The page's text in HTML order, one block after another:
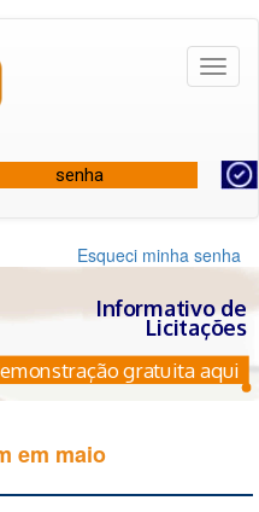
Esqueci minha senha
Informativo de
Licitações
gratuita aqui
em maio